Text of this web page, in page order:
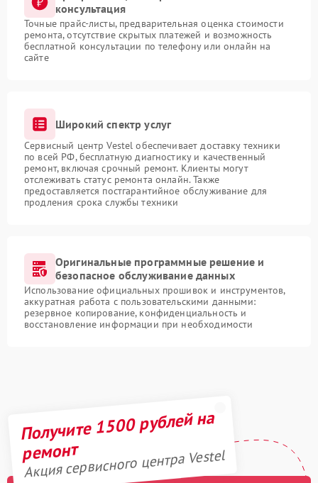
консультация
Точные прайс-листы, предварительная оценка стоимости
ремонта, отсутствие скрытых платежей и возможность
бесплатной консультации по телефону или онлайн на
сайте
Широкий спектр услуг
Сервисный центр Vestel обеспечивает доставку техники
по всей РФ, бесплатную диагностику и качественный
ремонт, включая срочный ремонт. Клиенты могут
отслеживать статус ремонта онлайн. Также
предоставляется постгарантийное обслуживание для
продления срока службы техники
Оригинальные программные решение и
безопасное обслуживание данных
Использование официальных прошивок и инструментов,
аккуратная работа с пользовательскими данными:
резервное копирование, конфиденциальность и
восстановление информации при необходимости
Получите 1500 рублей на
ремонт
Акция сервисного центра Vestel